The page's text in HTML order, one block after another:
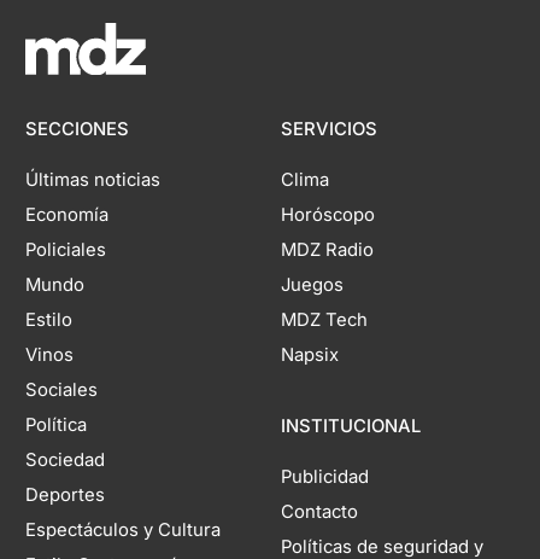
SECCIONES
Últimas noticias
Economía
Policiales
Mundo
Estilo
Vinos
Sociales
Política
Sociedad
Deportes
Espectáculos y Cultura
SERVICIOS
Clima
Horóscopo
MDZ Radio
Juegos
MDZ Tech
Napsix
INSTITUCIONAL
Publicidad
Contacto
Políticas de seguridad y